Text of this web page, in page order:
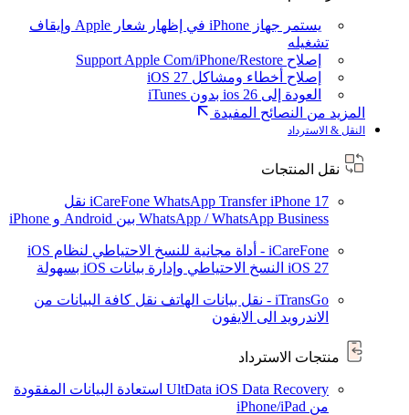
يستمر جهاز iPhone في إظهار شعار Apple وإيقاف
تشغيله
إصلاح Support Apple Com/iPhone/Restore
إصلاح أخطاء ومشاكل iOS 27
العودة إلى ios 26 بدون iTunes
المزيد من النصائح المفيدة
النقل & الاسترداد
نقل المنتجات
iCareFone WhatsApp TransferiPhone 17
نقل
WhatsApp / WhatsApp Business بين Android و iPhone
iCareFone - أداة مجانية للنسخ الاحتياطي لنظام iOS
iOS 27 النسخ الاحتياطي وإدارة بيانات iOS بسهولة
iTransGo - نقل بيانات الهاتف
نقل كافة البيانات من
الاندرويد الى الايفون
منتجات الاسترداد
UltData iOS Data Recovery استعادة البيانات المفقودة
من iPhone/iPad